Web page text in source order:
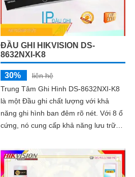
ĐẦU GHI HIKVISION DS-
8632NXI-K8
30%
liên hệ
Trung Tâm Ghi Hình DS-8632NXI-K8
là một Đầu ghi chất lượng với khả
năng ghi hình ban đêm rõ nét. Với 8 ổ
cứng, nó cung cấp khả năng lưu trữ
sát quy mô lớn